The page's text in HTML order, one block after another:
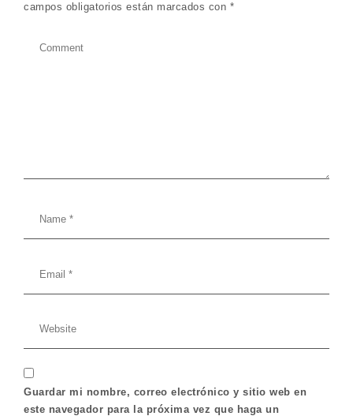
campos obligatorios están marcados con *
Guardar mi nombre, correo electrónico y sitio web en
este navegador para la próxima vez que haga un